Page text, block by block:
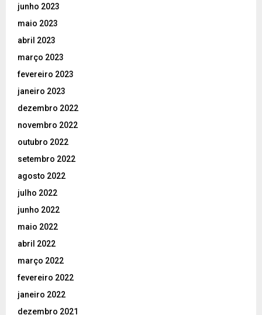
junho 2023
maio 2023
abril 2023
março 2023
fevereiro 2023
janeiro 2023
dezembro 2022
novembro 2022
outubro 2022
setembro 2022
agosto 2022
julho 2022
junho 2022
maio 2022
abril 2022
março 2022
fevereiro 2022
janeiro 2022
dezembro 2021